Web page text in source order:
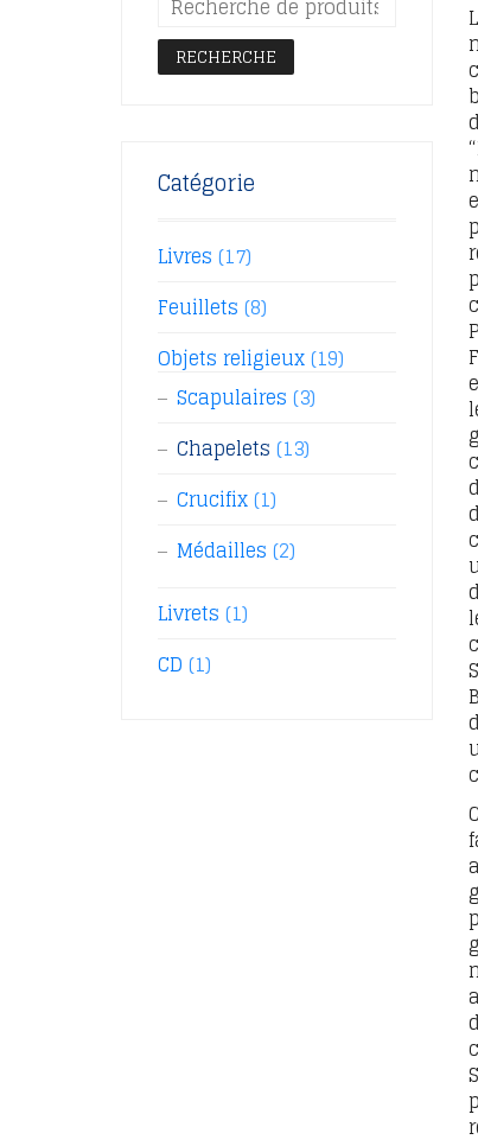
RECHERCHE
Catégorie
Livres (17)
Feuillets (8)
Objets religieux(19)
Scapulaires (3)
Chapelets (13)
Crucifix(1)
Médailles (2)
Livrets (1)
CD (1)